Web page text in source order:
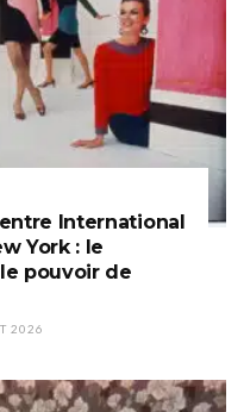
International
York : le
pouvoir de
2026